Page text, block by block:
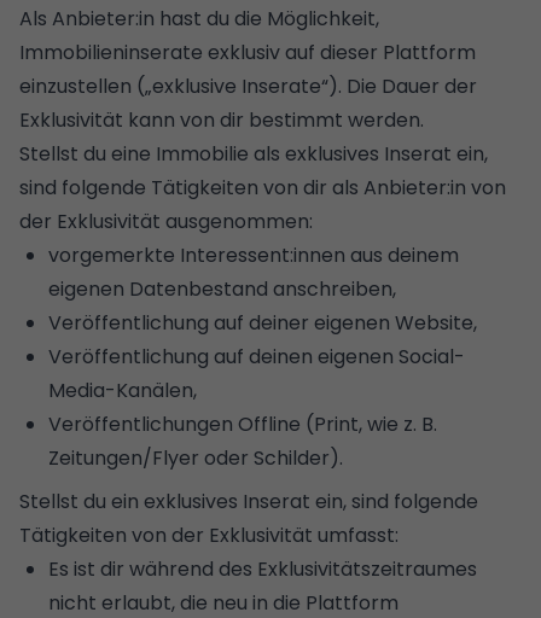
Als Anbieter:in hast du die Möglichkeit,
Immobilieninserate exklusiv auf dieser Plattform
einzustellen („exklusive Inserate“). Die Dauer der
Exklusivität kann von dir bestimmt werden.
Stellst du eine Immobilie als exklusives Inserat ein,
sind folgende Tätigkeiten von dir als Anbieter:in von
der Exklusivität ausgenommen:
vorgemerkte Interessent:innen aus deinem
eigenen Datenbestand anschreiben,
Veröffentlichung auf deiner eigenen Website,
Veröffentlichung auf deinen eigenen Social-
Media-Kanälen,
Veröffentlichungen Offline (Print, wie z. B.
Zeitungen/Flyer oder Schilder).
Stellst du ein exklusives Inserat ein, sind folgende
Tätigkeiten von der Exklusivität umfasst:
Es ist dir während des Exklusivitätszeitraumes
nicht erlaubt, die neu in die Plattform